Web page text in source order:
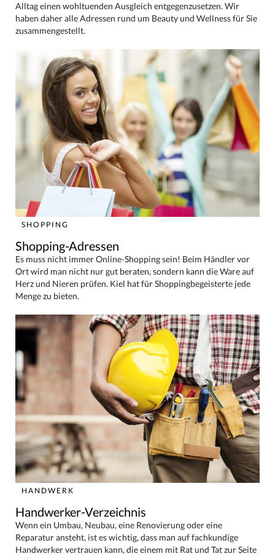
Alltag einen wohltuenden Ausgleich entgegenzusetzen. Wir
haben daher alle Adressen rund um Beauty und Wellness für Sie
zusammengestellt.
SHOPPING
Shopping-Adressen
Es muss nicht immer Online-Shopping sein! Beim Händler vor
Ort wird man nicht nur gut beraten, sondern kann die Ware auf
Herz und Nieren prüfen. Kiel hat für Shoppingbegeisterte jede
Menge zu bieten.
HANDWERK
Handwerker-Verzeichnis
Wenn ein Umbau, Neubau, eine Renovierung oder eine
Reparatur ansteht, ist es wichtig, dass man auf fachkundige
Handwerker vertrauen kann, die einem mit Rat und Tat zur Seite